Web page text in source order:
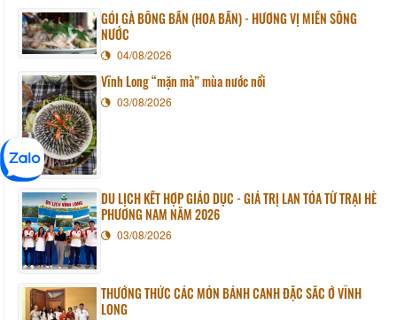
GỎI GÀ BÔNG BẦN (HOA BẦN) - HƯƠNG VỊ MIỀN SÔNG
NƯỚC
04/08/2026
Vĩnh Long “mặn mà” mùa nước nổi
03/08/2026
DU LỊCH KẾT HỢP GIÁO DỤC - GIÁ TRỊ LAN TỎA TỪ TRẠI HÈ
PHƯƠNG NAM NĂM 2026
03/08/2026
THƯỞNG THỨC CÁC MÓN BÁNH CANH ĐẶC SẮC Ở VĨNH
LONG